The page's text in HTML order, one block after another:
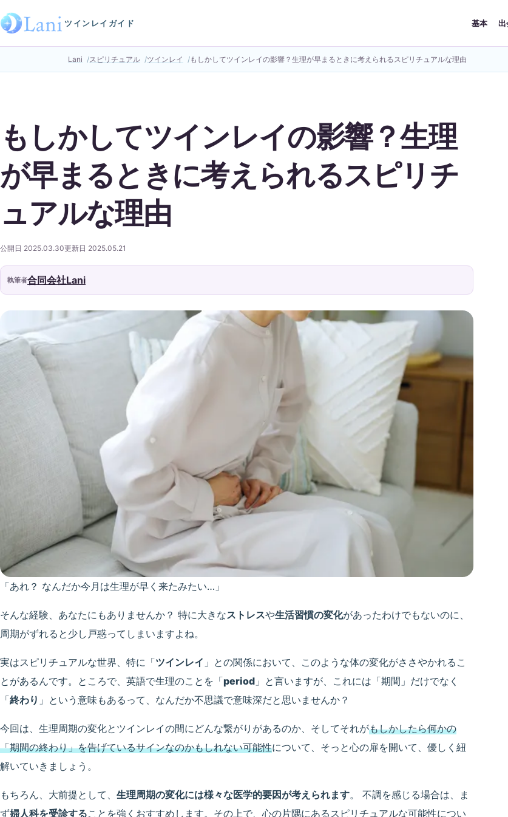
ツインレイガイド 基本 出
Lani スピリチュアル ツインレイ もしかしてツインレイの影響？生理が早まるときに考えられるスピリチュアルな理由
もしかしてツインレイの影響？生理
が早まるときに考えられるスピリチ
ュアルな理由
公開日 2025.03.30更新日 2025.05.21
執筆者合同会社Lani
「あれ？ なんだか今月は生理が早く来たみたい…」
そんな経験、あなたにもありませんか？ 特に大きなストレスや生活習慣の変化があったわけでもないのに、
周期がずれると少し戸惑ってしまいますよね。
実はスピリチュアルな世界、特に「ツインレイ 」との関係において、このような体の変化がささやかれるこ
とがあるんです。ところで、英語で生理のことを「period 」と言いますが、これには「期間」だけでなく
「終わり 」という意味もあるって、なんだか不思議で意味深だと思いませんか？
今回は、生理周期の変化とツインレイの間にどんな繋がりがあるのか、そしてそれがもしかしたら何かの
「期間の終わり」を告げているサインなのかもしれない可能性について、そっと心の扉を開いて、優しく紐
解いていきましょう。
もちろん、大前提として、 生理周期の変化には様々な医学的要因が考えられます。 不調を感じる場合は、ま
ず婦人科を受診することを強くおすすめします。その上で、心の片隅にあるスピリチュアルな可能性につい